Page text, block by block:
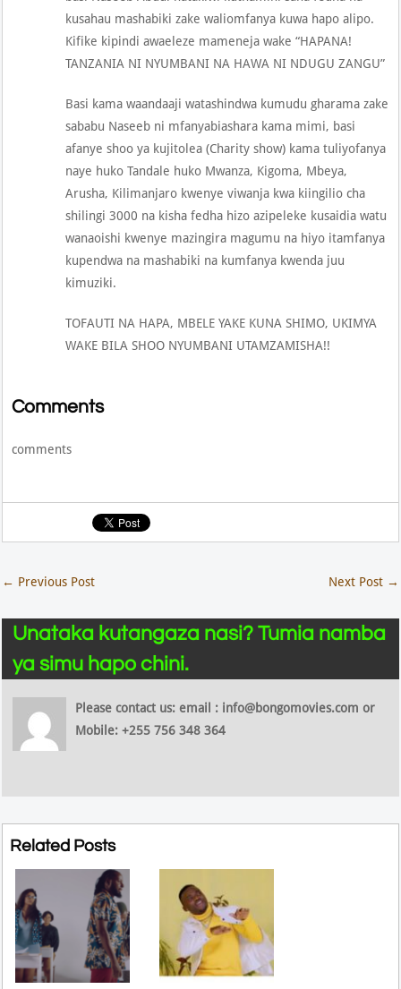
kusahau mashabiki zake waliomfanya kuwa hapo alipo.
Kifike kipindi awaeleze mameneja wake “HAPANA!
TANZANIA NI NYUMBANI NA HAWA NI NDUGU ZANGU”
Basi kama waandaaji watashindwa kumudu gharama zake
sababu Naseeb ni mfanyabiashara kama mimi, basi
afanye shoo ya kujitolea (Charity show) kama tuliyofanya
naye huko Tandale huko Mwanza, Kigoma, Mbeya,
Arusha, Kilimanjaro kwenye viwanja kwa kiingilio cha
shilingi 3000 na kisha fedha hizo azipeleke kusaidia watu
wanaoishi kwenye mazingira magumu na hiyo itamfanya
kupendwa na mashabiki na kumfanya kwenda juu
kimuziki.
TOFAUTI NA HAPA, MBELE YAKE KUNA SHIMO, UKIMYA
WAKE BILA SHOO NYUMBANI UTAMZAMISHA!!
Comments
comments
← Previous Post Next Post →
Unataka kutangaza nasi? Tumia namba
ya simu hapo chini.
Please contact us: email : info@bongomovies.com or
Mobile: +255 756 348 364
Related Posts